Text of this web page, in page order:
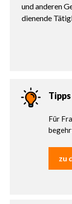
und anderen
dienende
Für
zu